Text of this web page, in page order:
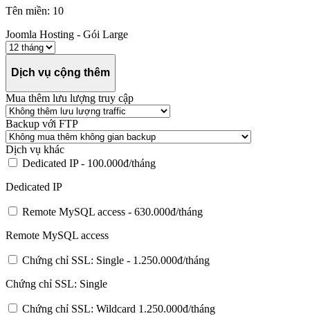
Tên miền: 10
Joomla Hosting - Gói Large
Dịch vụ cộng thêm
Mua thêm lưu lượng truy cập
Backup với FTP
Dịch vụ khác
Dedicated IP - 100.000đ/tháng
Dedicated IP
Remote MySQL access - 630.000đ/tháng
Remote MySQL access
Chứng chỉ SSL: Single - 1.250.000đ/tháng
Chứng chỉ SSL: Single
Chứng chỉ SSL: Wildcard 1.250.000đ/tháng